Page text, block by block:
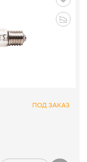
ПОД ЗАКАЗ